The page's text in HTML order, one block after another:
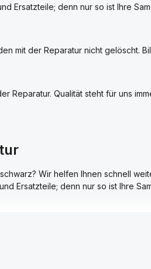
Ersatzteile; denn nur so ist Ihre
mit der Reparatur nicht gelöscht.
Reparatur. Qualität steht für uns
Wir helfen Ihnen schnell
Ersatzteile; denn nur so ist Ihre